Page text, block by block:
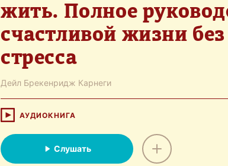
жить. Полное
счастливой жизни без
стресса
Дейл Брекенридж Карнеги
АУДИОКНИГА
Слушать